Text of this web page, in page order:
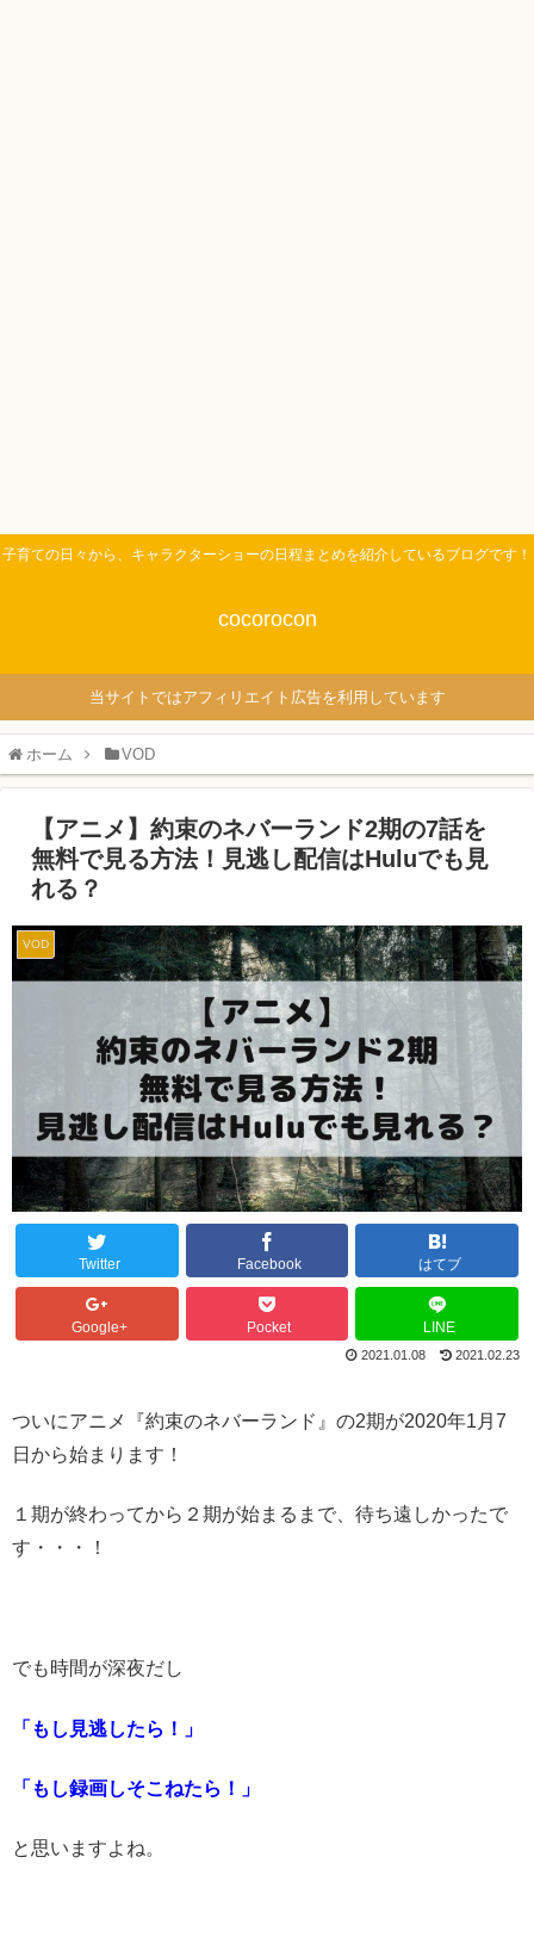
子育ての日々から、キャラクターショーの日程まとめを紹介しているブログです！
cocorocon
当サイトではアフィリエイト広告を利用しています
ホーム VOD
【アニメ】約束のネバーランド2期の7話を
無料で見る方法！見逃し配信はHuluでも見
れる？
VOD
Twitter Facebook はてブ
Google+ Pocket LINE
2021.01.08 2021.02.23
ついにアニメ『約束のネバーランド』の2期が2020年1月7
日から始まります！
１期が終わってから２期が始まるまで、待ち遠しかったで
す・・・！
でも時間が深夜だし
「もし見逃したら！」
「もし録画しそこねたら！」
と思いますよね。